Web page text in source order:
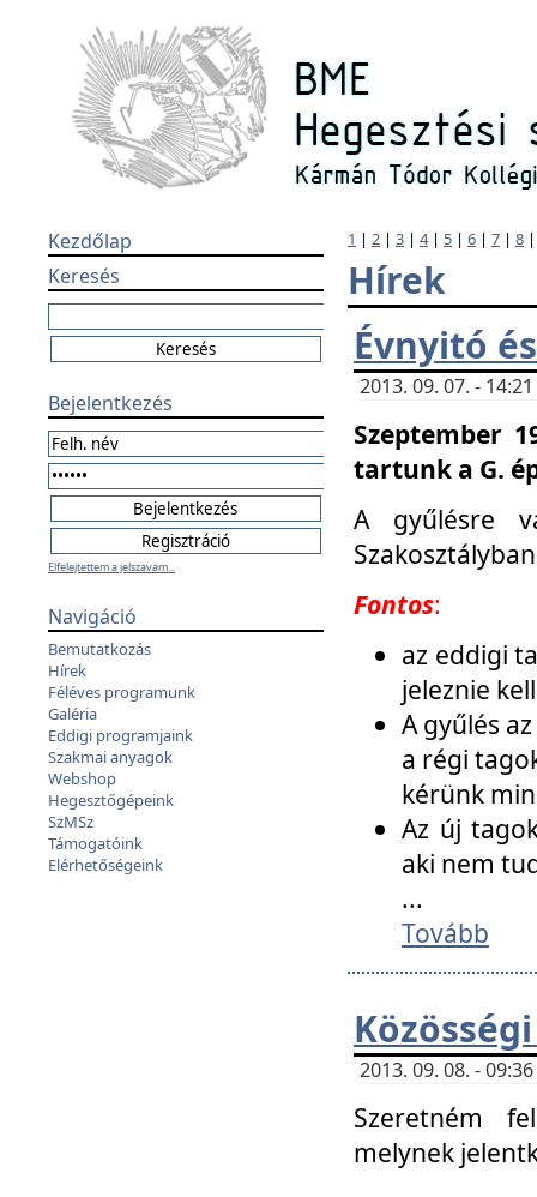
Kezdőlap
Keresés
Bejelentkezés
Elfelejtettem a jelszavam...
Navigáció
Bemutatkozás
Hírek
Féléves programunk
Galéria
Eddigi programjaink
Szakmai anyagok
Webshop
Hegesztőgépeink
SzMSz
Támogatóink
Elérhetőségeink
1 | 2 | 3 | 4| 5 | 6 | 7 | 8
Hírek
Évnyitó
2013. 09. 07. -
Szeptember
tartunk a G.
A gyűlésre
Fontos:
az eddigi
jeleznie
A gyűlés
a régi
kérünk
Az új
aki nem
...
Tovább
2013. 09. 08. -
Szeretném
melynek